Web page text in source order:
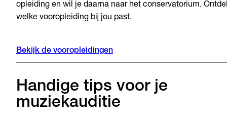
opleiding en wil je daarna naar het conservatorium.
welke vooropleiding bij jou past.
Bekijk de vooropleidingen
Handige tips voor je
muziekauditie